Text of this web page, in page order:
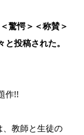
驚愕＞＜称賛＞
投稿された。
作!!
、教師と生徒の